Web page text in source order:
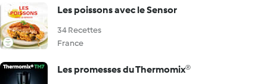
Les poissons avec le Sensor
34 Recettes
France
Les promesses du Thermomix®